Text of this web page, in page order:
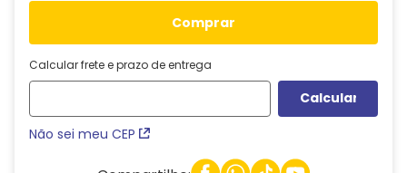
comprar
Calcular frete e prazo de entrega
Não sei meu CEP